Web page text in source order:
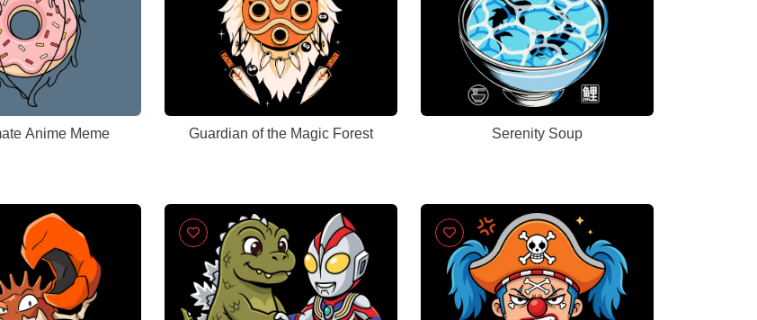
Anime Meme Guardian of the Magic Forest Serenity Soup